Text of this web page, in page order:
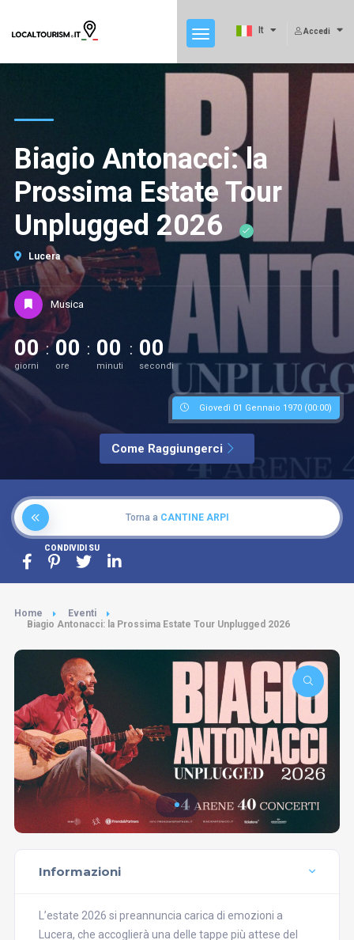
Accedi
It
Biagio Antonacci: la
Prossima Estate Tour
Unplugged 2026
Lucera
Musica
00
giorni
00
ore
00
minuti
00
secondi
Giovedì 01 Gennaio 1970 (00:00)
Come Raggiungerci
Torna a CANTINE ARPI
CONDIVIDI SU
Home
Eventi
Biagio Antonacci: la Prossima Estate Tour Unplugged 2026
Informazioni
L’estate 2026 si preannuncia carica di emozioni a
Lucera, che accoglierà una delle tappe più attese del